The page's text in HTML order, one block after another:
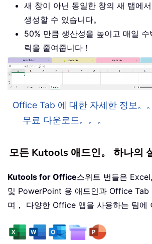
새 창이 아닌 동일한 창의 새 탭에
생성할 수 있습니다。
50% 만큼 생산성을 높이고 매일
릭을 줄여줍니다！
Office Tab 에 대한 자세한 정보。
무료 다운로드。。。
모든 Kutools 애드인。 하나의
Kutools for Office스위트 번들은
및 PowerPoint 용 애드인과 Office Tab
며， 다양한 Office 앱을 사용하는 팀에